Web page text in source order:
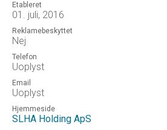
Etableret
01. juli, 2016
Reklamebeskyttet
Nej
Telefon
Uoplyst
Email
Uoplyst
Hjemmeside
SLHA Holding ApS